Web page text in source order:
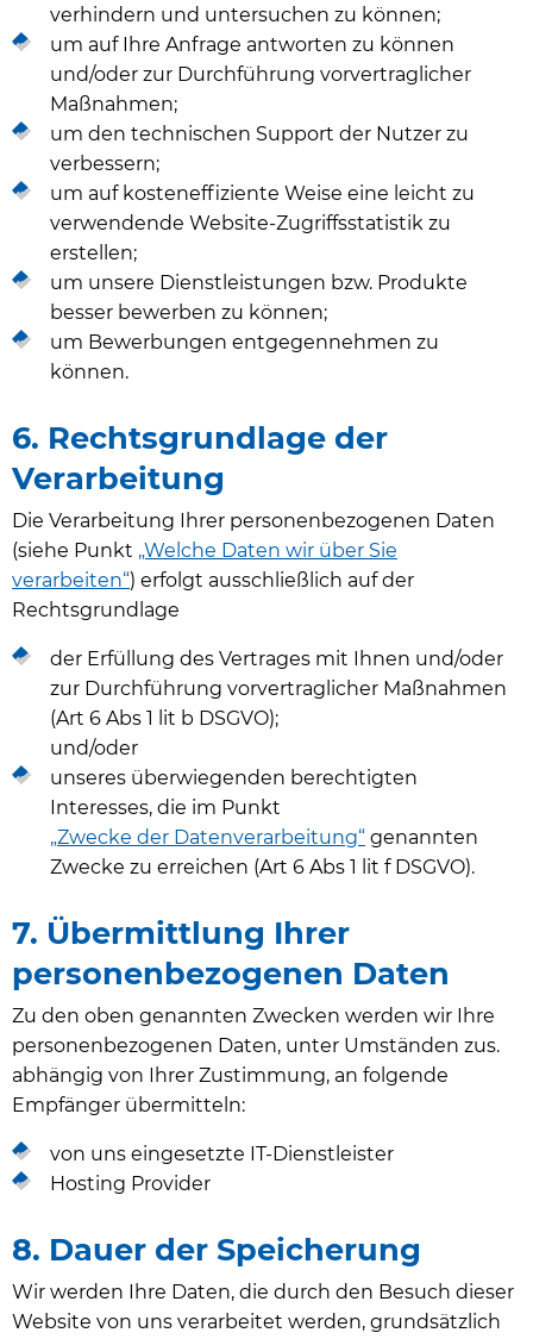
verhindern und untersuchen zu können;
um auf Ihre Anfrage antworten zu können
und/oder zur Durchführung vorvertraglicher
Maßnahmen;
um den technischen Support der Nutzer zu
verbessern;
um auf kosteneffiziente Weise eine leicht zu
verwendende Website-Zugriffsstatistik zu
erstellen;
um unsere Dienstleistungen bzw. Produkte
besser bewerben zu können;
um Bewerbungen entgegennehmen zu
können.
6. Rechtsgrundlage der
Verarbeitung
Die Verarbeitung Ihrer personenbezogenen Daten
(siehe Punkt „Welche Daten wir über Sie
verarbeiten“) erfolgt ausschließlich auf der
Rechtsgrundlage
der Erfüllung des Vertrages mit Ihnen und/oder
zur Durchführung vorvertraglicher Maßnahmen
(Art 6 Abs 1 lit b DSGVO);
und/oder
unseres überwiegenden berechtigten
Interesses, die im Punkt
„Zwecke der Datenverarbeitung“ genannten
Zwecke zu erreichen (Art 6 Abs 1 lit f DSGVO).
7. Übermittlung Ihrer
personenbezogenen Daten
Zu den oben genannten Zwecken werden wir Ihre
personenbezogenen Daten, unter Umständen zus.
abhängig von Ihrer Zustimmung, an folgende
Empfänger übermitteln:
von uns eingesetzte IT-Dienstleister
Hosting Provider
8. Dauer der Speicherung
Wir werden Ihre Daten, die durch den Besuch dieser
Website von uns verarbeitet werden, grundsätzlich